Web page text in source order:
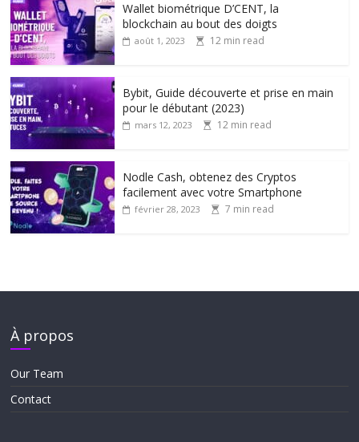
Wallet biométrique D’CENT, la
blockchain au bout des doigts
août 1, 2023 12 min read
Bybit, Guide découverte et prise en main
pour le débutant (2023)
mars 12, 2023 12 min read
Nodle Cash, obtenez des Cryptos
facilement avec votre Smartphone
février 28, 2023 7 min read
À propos
Our Team
Contact